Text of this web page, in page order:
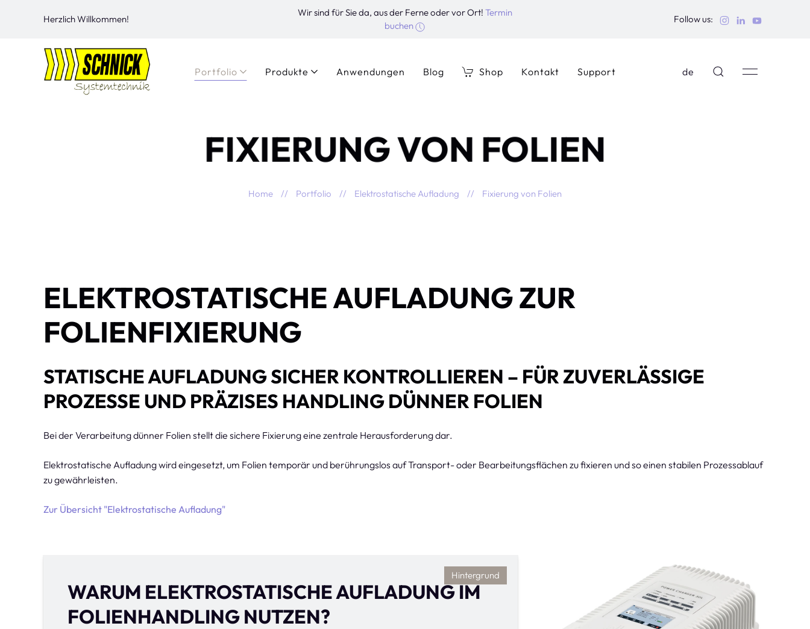
Herzlich Willkommen!
Wir sind für Sie da, aus der Ferne oder vor Ort! Termin
buchen
Follow us:
Portfolio Produkte Anwendungen Blog Shop Kontakt Support de
FIXIERUNG VON FOLIEN
Home Portfolio Elektrostatische Aufladung Fixierung von Folien
ELEKTROSTATISCHE AUFLADUNG ZUR
FOLIENFIXIERUNG
STATISCHE AUFLADUNG SICHER KONTROLLIEREN – FÜR ZUVERLÄSSIGE
PROZESSE UND PRÄZISES HANDLING DÜNNER FOLIEN
Bei der Verarbeitung dünner Folien stellt die sichere Fixierung eine zentrale Herausforderung dar.
Elektrostatische Aufladung wird eingesetzt, um Folien temporär und berührungslos auf Transport- oder Bearbeitungsflächen zu fixieren und so einen stabilen Prozessablauf
zu gewährleisten.
Zur Übersicht "Elektrostatische Aufladung"
Hintergrund
WARUM ELEKTROSTATISCHE AUFLADUNG IM
FOLIENHANDLING NUTZEN?